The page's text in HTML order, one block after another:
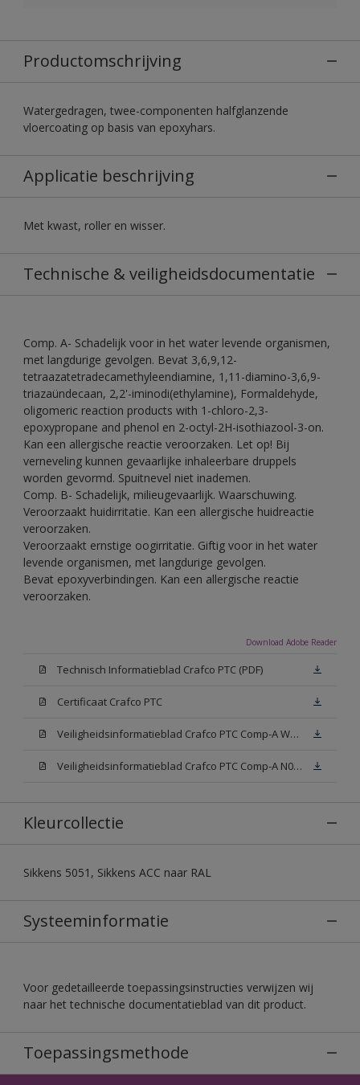
Productomschrijving
Watergedragen, twee-componenten halfglanzende
vloercoating op basis van epoxyhars.
Applicatie beschrijving
Met kwast, roller en wisser.
Technische & veiligheidsdocumentatie
Comp. A- Schadelijk voor in het water levende organismen,
met langdurige gevolgen. Bevat 3,6,9,12-
tetraazatetradecamethyleendiamine, 1,11-diamino-3,6,9-
triazaündecaan, 2,2'-iminodi(ethylamine), Formaldehyde,
oligomeric reaction products with 1-chloro-2,3-
epoxypropane and phenol en 2-octyl-2H-isothiazool-3-on.
Kan een allergische reactie veroorzaken. Let op! Bij
verneveling kunnen gevaarlijke inhaleerbare druppels
worden gevormd. Spuitnevel niet inademen.
Comp. B- Schadelijk, milieugevaarlijk. Waarschuwing.
Veroorzaakt huidirritatie. Kan een allergische huidreactie
veroorzaken.
Veroorzaakt ernstige oogirritatie. Giftig voor in het water
levende organismen, met langdurige gevolgen.
Bevat epoxyverbindingen. Kan een allergische reactie
veroorzaken.
Download Adobe Reader
Technisch Informatieblad Crafco PTC (PDF)
Certificaat Crafco PTC
Veiligheidsinformatieblad Crafco PTC Comp-A W05 (MSDS)
Veiligheidsinformatieblad Crafco PTC Comp-A N00 (MSDS)
Kleurcollectie
Sikkens 5051, Sikkens ACC naar RAL
Systeeminformatie
Voor gedetailleerde toepassingsinstructies verwijzen wij
naar het technische documentatieblad van dit product.
Toepassingsmethode